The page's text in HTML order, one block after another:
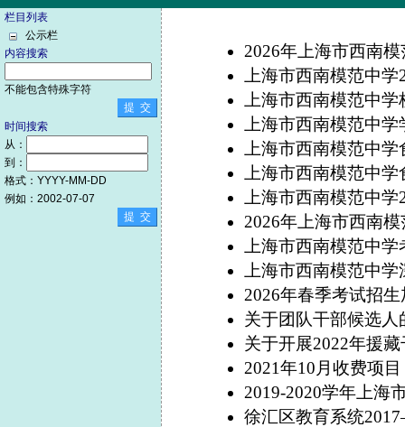
栏目列表
公示栏
内容搜索
不能包含特殊字符
时间搜索
从：
到：
格式：YYYY-MM-DD
例如：2002-07-07
2026年上海市西南
上海市西南模范中
上海市西南模范中
上海市西南模范中
上海市西南模范中
上海市西南模范中
上海市西南模范中
2026年上海市西南
上海市西南模范中
上海市西南模范中
2026年春季考试招
关于团队干部候选人
关于开展2022年援
2021年10月收费项目
2019-2020学年上海
徐汇区教育系统